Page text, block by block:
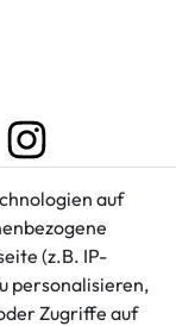
auf
(z.B. IP-
personalisieren,
Zugriffe auf